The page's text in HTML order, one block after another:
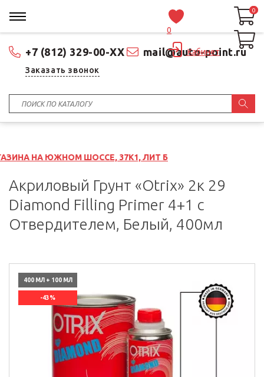
+7 (812) 329-00-XX mail@auto-point.ru
Заказать звонок
0
Кабинет
0
0
ШОССЕ, 37К1, ЛИТ Б
Акриловый Грунт «Otrix» 2к 29
Diamond Filling Primer 4+1 с
Отвердителем, Белый, 400мл
400 МЛ + 100 МЛ
-43%